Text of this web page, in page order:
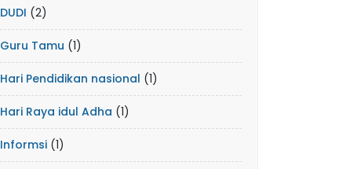
DUDI (2)
Guru Tamu (1)
Hari Pendidikan nasional (1)
Hari Raya idul Adha (1)
Informsi (1)